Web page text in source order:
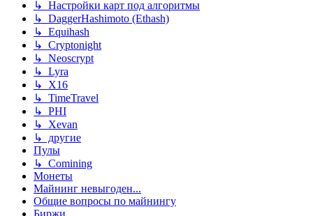
↳ Настройки карт под алгоритмы
↳ DaggerHashimoto (Ethash)
↳ Equihash
↳ Cryptonight
↳ Neoscrypt
↳ Lyra
↳ X16
↳ TimeTravel
↳ PHI
↳ Xevan
↳ другие
Пулы
↳ Comining
Монеты
Майнинг невыгоден...
Общие вопросы по майнингу